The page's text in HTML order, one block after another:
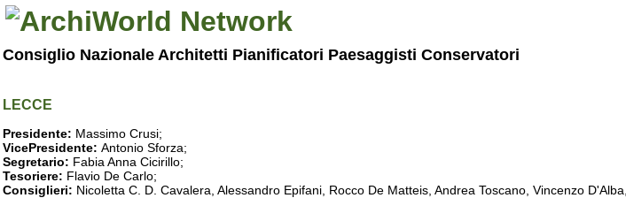
Consiglio Nazionale Architetti Pianificatori Paesaggisti Conservatori
LECCE
Presidente: Massimo Crusi;
VicePresidente: Antonio Sforza;
Segretario: Fabia Anna Cicirillo;
Tesoriere: Flavio De Carlo;
Consiglieri: Nicoletta C. D. Cavalera, Alessandro Epifani, Rocco De Matteis, Andrea Toscano, Vincenzo